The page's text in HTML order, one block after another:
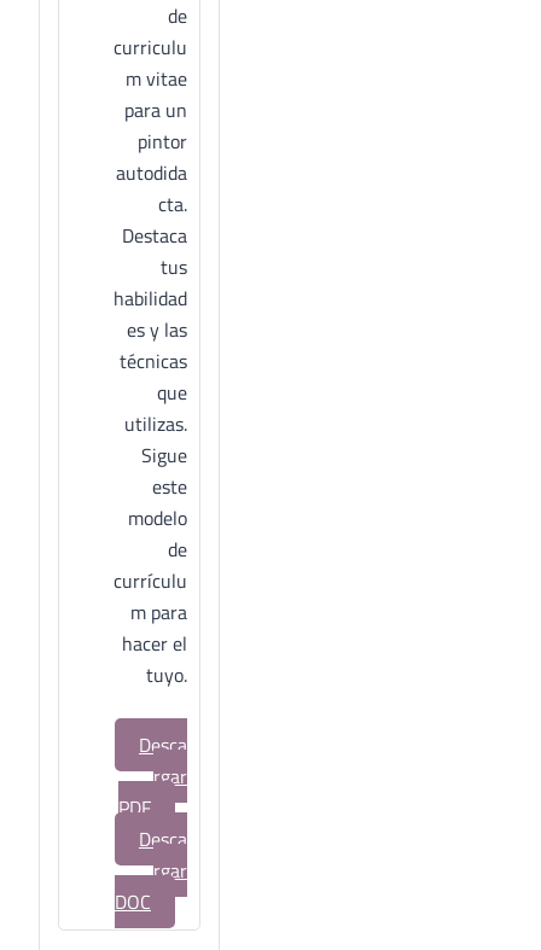
de
curriculu
m vitae
para un
pintor
autodida
cta.
Destaca
tus
habilidad
es y las
técnicas
que
utilizas.
Sigue
este
modelo
de
currículu
m para
hacer el
tuyo.
Desca
rgar
PDF
Desca
rgar
DOC